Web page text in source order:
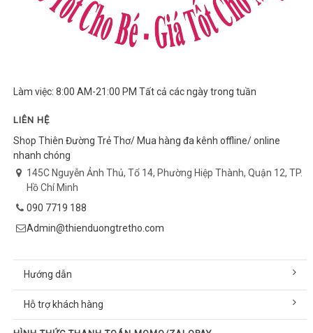
Làm việc: 8:00 AM-21:00 PM Tất cả các ngày trong tuần
LIÊN HỆ
Shop Thiên Đường Trẻ Thơ/ Mua hàng đa kênh offline/ online
nhanh chóng
145C Nguyễn Ảnh Thủ, Tổ 14, Phường Hiệp Thành, Quận 12, TP.
Hồ Chí Minh
090 7719 188
Admin@thienduongtretho.com
Hướng dẫn
Hỗ trợ khách hàng